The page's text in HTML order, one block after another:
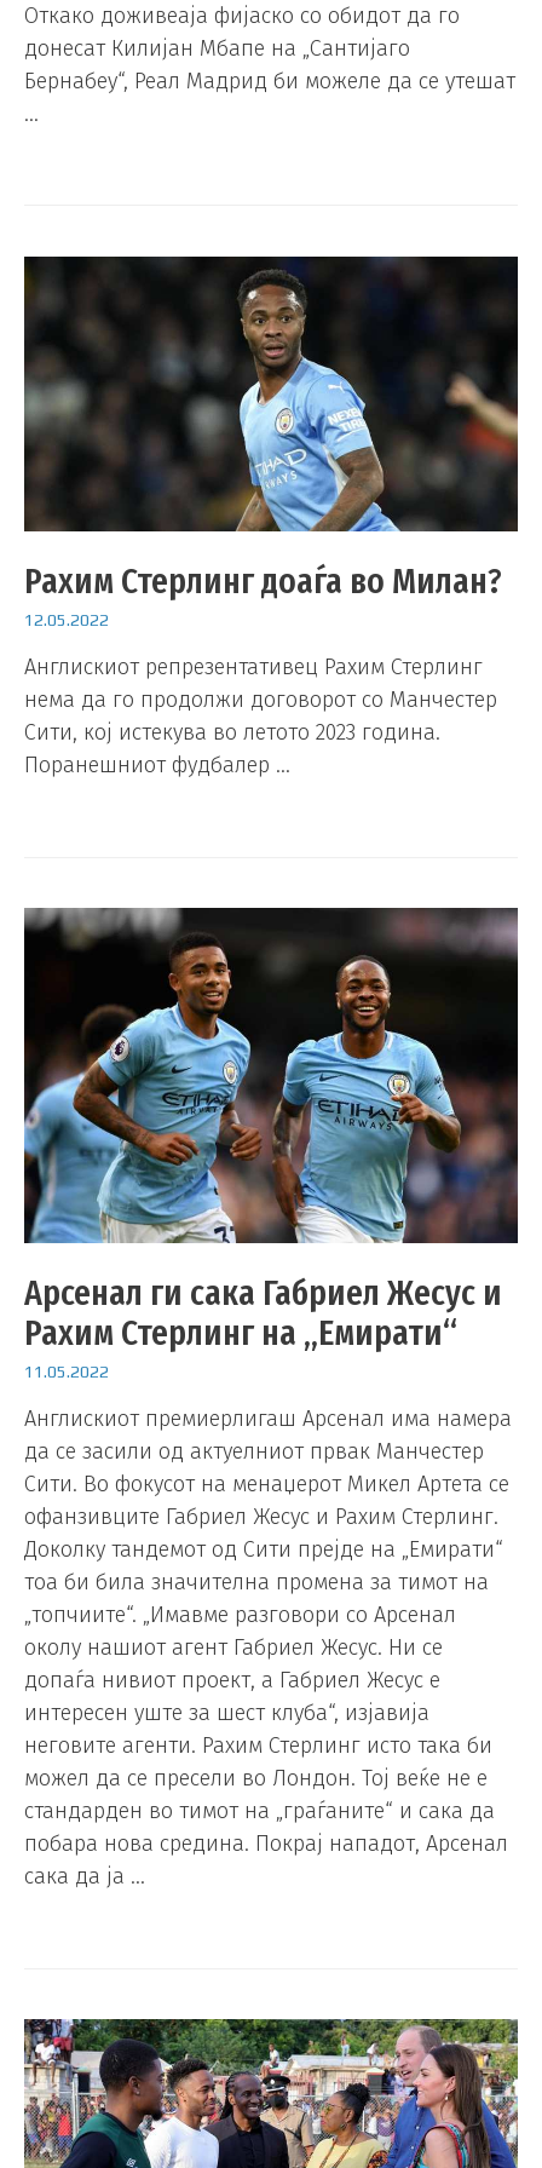
Откако доживеаја фијаско со обидот да го
донесат Килијан Мбапе на „Сантијаго
Бернабеу“, Реал Мадрид би можеле да се утешат
…
Рахим Стерлинг доаѓа во Милан?
12.05.2022
Англискиот репрезентативец Рахим Стерлинг
нема да го продолжи договорот со Манчестер
Сити, кој истекува во летото 2023 година.
Поранешниот фудбалер …
Арсенал ги сака Габриел Жесус и
Рахим Стерлинг на „Емирати“
11.05.2022
Англискиот премиерлигаш Арсенал има намера
да се засили од актуелниот првак Манчестер
Сити. Во фокусот на менаџерот Микел Артета се
офанзивците Габриел Жесус и Рахим Стерлинг.
Доколку тандемот од Сити прејде на „Емирати“
тоа би била значителна промена за тимот на
„топчиите“. „Имавме разговори со Арсенал
околу нашиот агент Габриел Жесус. Ни се
допаѓа нивиот проект, а Габриел Жесус е
интересен уште за шест клуба“, изјавија
неговите агенти. Рахим Стерлинг исто така би
можел да се пресели во Лондон. Тој веќе не е
стандарден во тимот на „граѓаните“ и сака да
побара нова средина. Покрај нападот, Арсенал
сака да ја …